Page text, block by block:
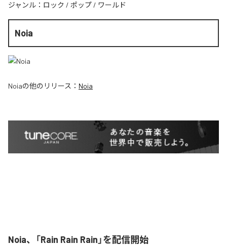
ジャンル： ロック / ポップ / ワールド
Noia
Noiaの他のリリース： Noia
Noia、「Rain Rain Rain」を配信開始